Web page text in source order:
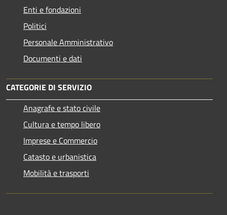
Enti e fondazioni
Politici
Personale Amministrativo
Documenti e dati
CATEGORIE DI SERVIZIO
Anagrafe e stato civile
Cultura e tempo libero
Imprese e Commercio
Catasto e urbanistica
Mobilità e trasporti